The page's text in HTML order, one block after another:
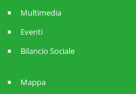
Multimedia
Eventi
Bilancio Sociale
Mappa